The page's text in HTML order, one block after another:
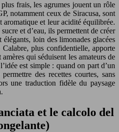
frais, les agrumes jouent un rôle
notamment ceux de Siracusa, sont
aromatique et leur acidité équilibrée.
et d’eau, ils permettent de créer
loin des limonades glacées
plus confidentielle, apporte
qui séduisent les amateurs de
est simple : quand on part d’un
des recettes courtes, sans
une traduction fidèle du paysage
et le calcolo del